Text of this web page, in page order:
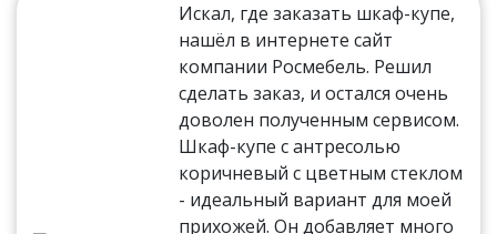
Искал, где заказать шкаф-купе,
нашёл в интернете сайт
компании Росмебель. Решил
сделать заказ, и остался очень
доволен полученным сервисом.
Шкаф-купе с антресолью
коричневый с цветным стеклом
- идеальный вариант для моей
прихожей. Он добавляет много